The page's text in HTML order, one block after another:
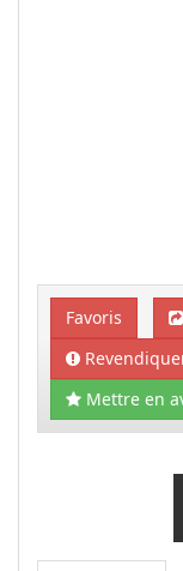
Favoris
Mettre en